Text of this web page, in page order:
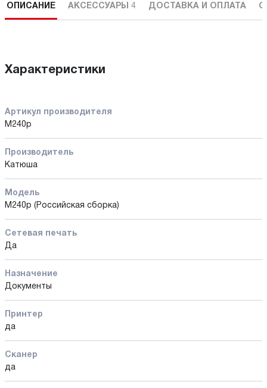
ОПИСАНИЕ АКСЕССУАРЫ 4 ДОСТАВКА И ОПЛАТА
Характеристики
Артикул производителя
M240p
Производитель
Катюша
Модель
М240р (Российская сборка)
Сетевая печать
Да
Назначение
Документы
Принтер
да
Сканер
да